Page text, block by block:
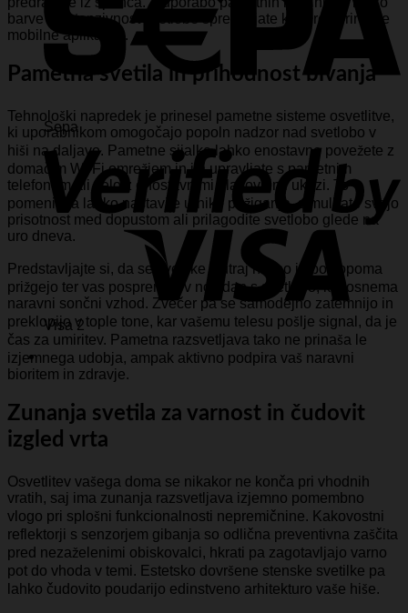
Sepa
Visa 2
barve in intenzivnost svetlobe spreminjate kar prek priročne
mobilne aplikacije.
Pametna svetila in prihodnost bivanja
Tehnološki napredek je prinesel pametne sisteme osvetlitve,
ki uporabnikom omogočajo popoln nadzor nad svetlobo v
hiši na daljavo. Pametne sijalke lahko enostavno povežete z
domačim Wi-Fi omrežjem in jih upravljate s pametnim
telefonom ali celo z enostavnimi glasovnimi ukazi. To
pomeni, da lahko nastavite urnike prižiganja, simulirate svojo
prisotnost med dopustom ali prilagodite svetlobo glede na
uro dneva.
Predstavljajte si, da se svetilke zjutraj nežno in postopoma
prižgejo ter vas pospremijo v nov dan s svetlobo, ki posnema
naravni sončni vzhod. Zvečer pa se samodejno zatemnijo in
preklopijo v tople tone, kar vašemu telesu pošlje signal, da je
čas za umiritev. Pametna razsvetljava tako ne prinaša le
izjemnega udobja, ampak aktivno podpira vaš naravni
bioritem in zdravje.
Zunanja svetila za varnost in čudovit
izgled vrta
Osvetlitev vašega doma se nikakor ne konča pri vhodnih
vratih, saj ima zunanja razsvetljava izjemno pomembno
vlogo pri splošni funkcionalnosti nepremičnine. Kakovostni
reflektorji s senzorjem gibanja so odlična preventivna zaščita
pred nezaželenimi obiskovalci, hkrati pa zagotavljajo varno
pot do vhoda v temi. Estetsko dovršene stenske svetilke pa
lahko čudovito poudarijo edinstveno arhitekturo vaše hiše.